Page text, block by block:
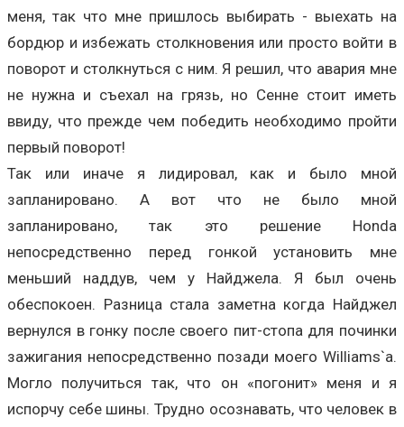
меня, так что мне пришлось выбирать - выехать на
бордюр и избежать столкновения или просто войти в
поворот и столкнуться с ним. Я решил, что авария мне
не нужна и съехал на грязь, но Сенне стоит иметь
ввиду, что прежде чем победить необходимо пройти
первый поворот!
Так или иначе я лидировал, как и было мной
запланировано. А вот что не было мной
запланировано, так это решение Honda
непосредственно перед гонкой установить мне
меньший наддув, чем у Найджела. Я был очень
обеспокоен. Разница стала заметна когда Найджел
вернулся в гонку после своего пит-стопа для починки
зажигания непосредственно позади моего Williams`a.
Могло получиться так, что он «погонит» меня и я
испорчу себе шины. Трудно осознавать, что человек в